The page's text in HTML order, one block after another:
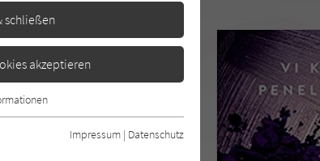
schließen
akzeptieren
Funktionen der Webseite
die Webseite einwandfrei
Impressum | Datenschutz